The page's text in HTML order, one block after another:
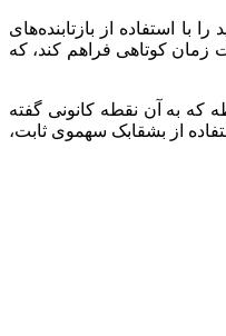
استفاده از بازتابنده‌های
داد که این سیستم می‌تواند دماهای بیش از۱۴۰درجه سانتی‌گراد را در مدت زمان کوتاهی فراهم کند، که
که به آن نقطه کانونی گفته
از بشقابک سهموی ثابت،